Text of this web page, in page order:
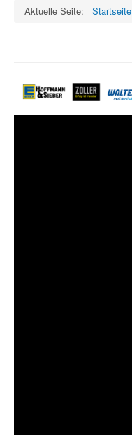
Aktuelle Seite: Startseite